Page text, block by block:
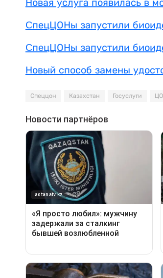
Новая услуга появилась в
CпецЦОНы запустили
CпецЦОНы запустили
Новый способ замены
Спеццон Казахстан Госуслуги